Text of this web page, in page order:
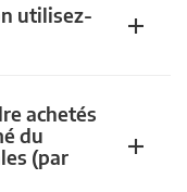
utilisez-
achetés
du
(par